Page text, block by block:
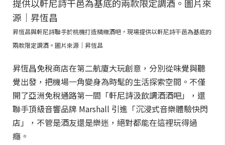
昇恆昌與軒尼詩聯手於桃機打造精緻酒吧，現場提供以軒尼詩干邑為基底的
兩款限定調酒。圖片來源｜昇恆昌
昇恆昌免稅商店在第二航廈大玩創意，分別從味覺與聽
覺出發，把機場一角變身為時髦的生活探索空間。不僅
開了亞洲免稅通路第一間「軒尼詩汲飲調酒酒吧」，還
聯手頂級音響品牌 Marshall 引進「沉浸式音樂體驗快閃
店」，不管是酒友還是樂迷，絕對都能在這裡玩得過
癮。